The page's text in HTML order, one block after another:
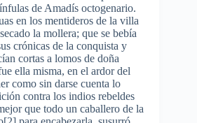
de Amadís octogenario.
en los mentideros de la villa
la mollera; que se bebía
crónicas de la conquista y
cortas a lomos de doña
ella misma, en el ardor del
como sin darse cuenta lo
contra los indios rebeldes
que todo un caballero de la